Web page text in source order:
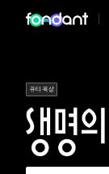
큐티·묵상